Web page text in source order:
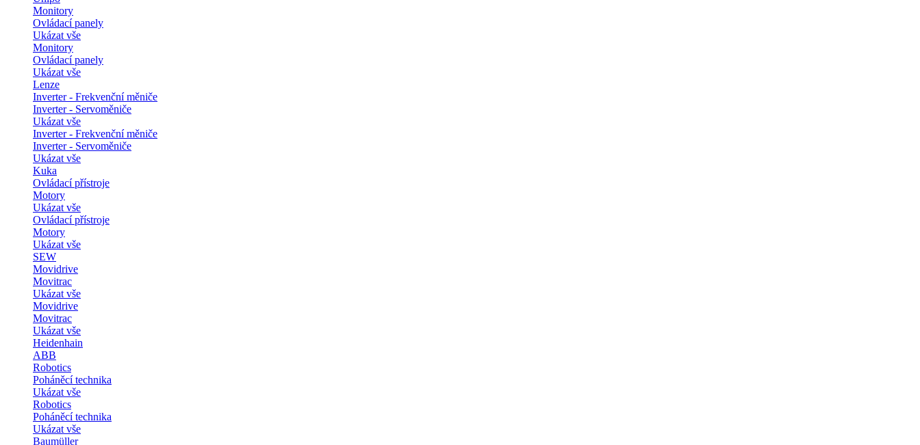
Monitory
Ovládací panely
Ukázat vše
Monitory
Ovládací panely
Ukázat vše
Lenze
Inverter - Frekvenční měniče
Inverter - Servoměniče
Ukázat vše
Inverter - Frekvenční měniče
Inverter - Servoměniče
Ukázat vše
Kuka
Ovládací přístroje
Motory
Ukázat vše
Ovládací přístroje
Motory
Ukázat vše
SEW
Movidrive
Movitrac
Ukázat vše
Movidrive
Movitrac
Ukázat vše
Heidenhain
ABB
Robotics
Poháněcí technika
Ukázat vše
Robotics
Poháněcí technika
Ukázat vše
Baumüller